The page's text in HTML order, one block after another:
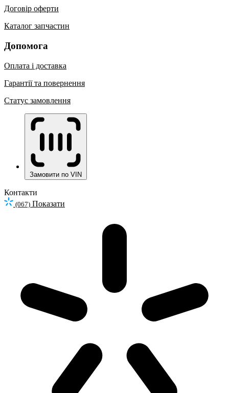
Договір оферти
Каталог запчастин
Допомога
Оплата і доставка
Гарантії та повернення
Статус замовлення
Замовити по VIN
Контакти
(067) Показати